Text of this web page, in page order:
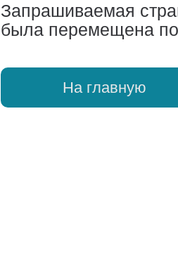
Запрашиваемая
была перемещена
На главную